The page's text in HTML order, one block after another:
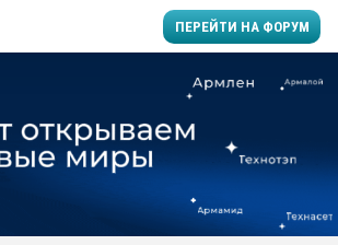
ПЕРЕЙТИ НА ФОРУМ
производство SPC
заводу пластмасс"